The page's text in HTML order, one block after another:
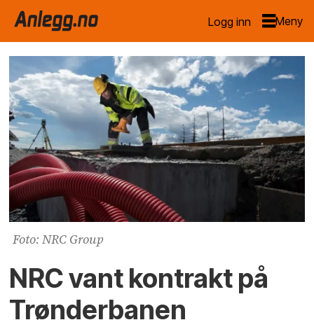
Logg inn
Foto: NRC Group
NRC vant kontrakt på
Trønderbanen